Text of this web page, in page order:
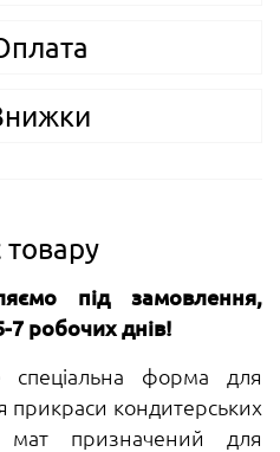
під замовлення,
7 робочих днів!
форма для
прикраси кондитерських
мат призначений для